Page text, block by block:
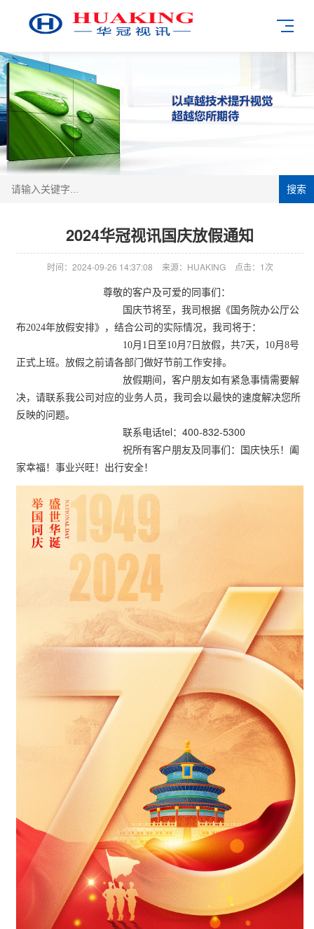
搜索
2024华冠视讯国庆放假通知
时间：2024-09-26 14:37:08 来源：HUAKING 点击：1次
尊敬的客户及可爱的同事们：
国庆节将至，我司根据《国务院办公厅公
布2024年放假安排》，结合公司的实际情况，我司将于：
10月1日至10月7日放假，共7天，10月8号
正式上班。放假之前请各部门做好节前工作安排。
放假期间，客户朋友如有紧急事情需要解
决，请联系我公司对应的业务人员，我司会以最快的速度解决您所
反映的问题。
联系电话tel：400-832-5300
祝所有客户朋友及同事们：国庆快乐！ 阖
家幸福！事业兴旺！出行安全！